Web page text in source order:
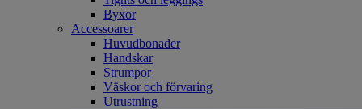
Byxor
Accessoarer
Huvudbonader
Handskar
Strumpor
Väskor och förvaring
Utrustning